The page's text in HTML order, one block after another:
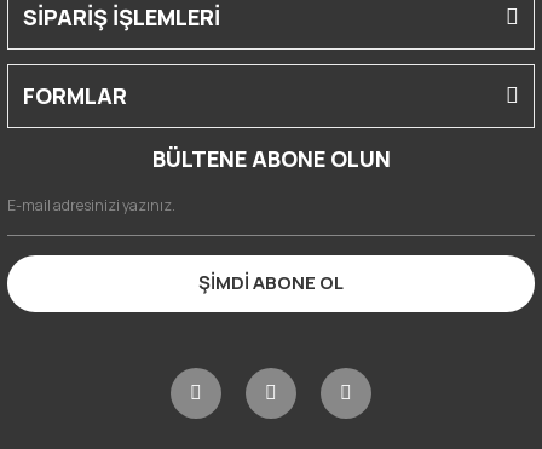
SİPARİŞ İŞLEMLERİ
FORMLAR
BÜLTENE ABONE OLUN
ŞİMDİ ABONE OL